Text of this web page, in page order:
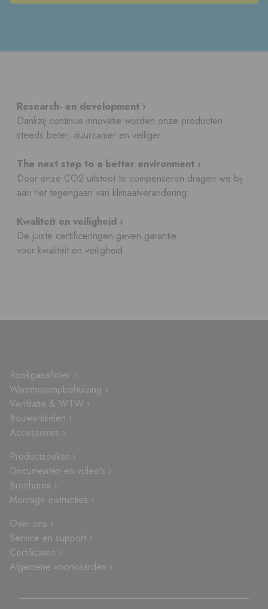
Research- en development ›
Dankzij continue innovatie worden onze producten
steeds beter, duurzamer en veiliger.
The next step to a better environment ›
Door onze CO2 uitstoot te compenseren dragen we bij
aan het tegengaan van klimaatverandering.
Kwaliteit en veiligheid ›
De juiste certificeringen geven garantie
voor kwaliteit en veiligheid.
Rookgasafvoer ›
Warmtepompbehuizing ›
Ventilatie & WTW ›
Bouwartikelen ›
Accessoires ›
Productzoeker ›
Documenten en video's ›
Brochures ›
Montage instructies ›
Over ons ›
Service en support ›
Certificaten ›
Algemene voorwaarden ›